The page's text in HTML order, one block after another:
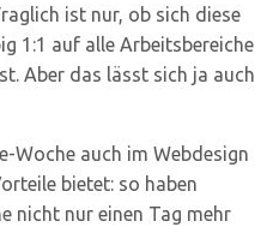
ist nur, ob sich diese
1:1 auf alle Arbeitsbereiche
Aber das lässt sich ja auch
Woche auch im Webdesign
bietet: so haben
nicht nur einen Tag mehr